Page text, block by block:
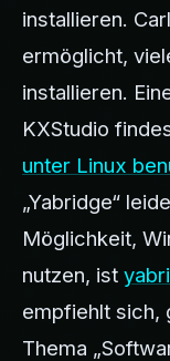
installieren.
ermöglicht,
installieren.
KXStudio
unter Linux
„Yabridge“
Möglichkeit,
nutzen, ist
empfiehlt sich,
Thema